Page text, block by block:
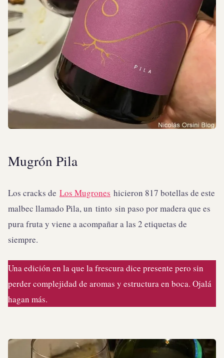
Mugrón Pila
Los cracks de Los Mugrones hicieron 817 botellas de este
malbec llamado Pila, un tinto sin paso por madera que es
pura fruta y viene a acompañar a las 2 etiquetas de
siempre.
Una edición en la que la frescura dice presente pero sin
perder complejidad de aromas y estructura en boca. Ojalá
hagan más.⁠